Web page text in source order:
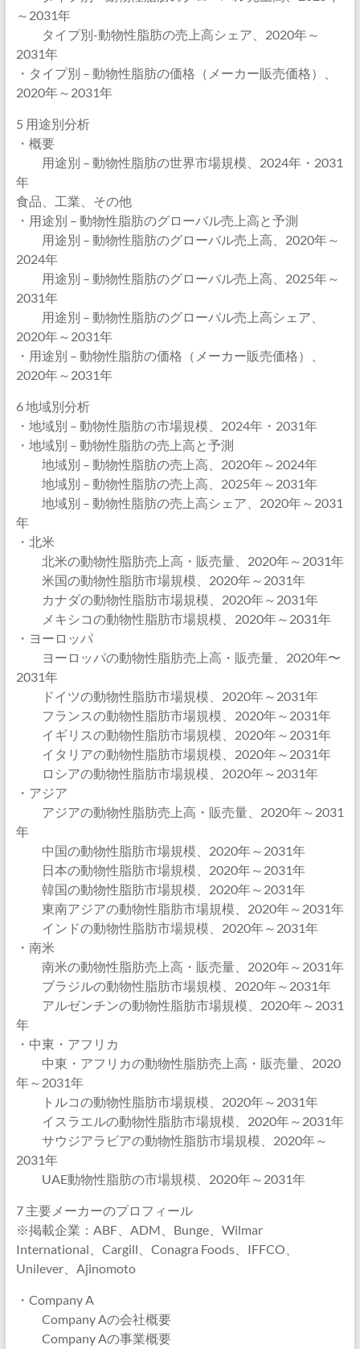
～2031年
タイプ別-動物性脂肪の売上高シェア、2020年～
2031年
・タイプ別 – 動物性脂肪の価格（メーカー販売価格）、
2020年～2031年
5 用途別分析
・概要
用途別 – 動物性脂肪の世界市場規模、2024年・2031
年
食品、工業、その他
・用途別 – 動物性脂肪のグローバル売上高と予測
用途別 – 動物性脂肪のグローバル売上高、2020年～
2024年
用途別 – 動物性脂肪のグローバル売上高、2025年～
2031年
用途別 – 動物性脂肪のグローバル売上高シェア、
2020年～2031年
・用途別 – 動物性脂肪の価格（メーカー販売価格）、
2020年～2031年
6 地域別分析
・地域別 – 動物性脂肪の市場規模、2024年・2031年
・地域別 – 動物性脂肪の売上高と予測
地域別 – 動物性脂肪の売上高、2020年～2024年
地域別 – 動物性脂肪の売上高、2025年～2031年
地域別 – 動物性脂肪の売上高シェア、2020年～2031
年
・北米
北米の動物性脂肪売上高・販売量、2020年～2031年
米国の動物性脂肪市場規模、2020年～2031年
カナダの動物性脂肪市場規模、2020年～2031年
メキシコの動物性脂肪市場規模、2020年～2031年
・ヨーロッパ
ヨーロッパの動物性脂肪売上高・販売量、2020年〜
2031年
ドイツの動物性脂肪市場規模、2020年～2031年
フランスの動物性脂肪市場規模、2020年～2031年
イギリスの動物性脂肪市場規模、2020年～2031年
イタリアの動物性脂肪市場規模、2020年～2031年
ロシアの動物性脂肪市場規模、2020年～2031年
・アジア
アジアの動物性脂肪売上高・販売量、2020年～2031
年
中国の動物性脂肪市場規模、2020年～2031年
日本の動物性脂肪市場規模、2020年～2031年
韓国の動物性脂肪市場規模、2020年～2031年
東南アジアの動物性脂肪市場規模、2020年～2031年
インドの動物性脂肪市場規模、2020年～2031年
・南米
南米の動物性脂肪売上高・販売量、2020年～2031年
ブラジルの動物性脂肪市場規模、2020年～2031年
アルゼンチンの動物性脂肪市場規模、2020年～2031
年
・中東・アフリカ
中東・アフリカの動物性脂肪売上高・販売量、2020
年～2031年
トルコの動物性脂肪市場規模、2020年～2031年
イスラエルの動物性脂肪市場規模、2020年～2031年
サウジアラビアの動物性脂肪市場規模、2020年～
2031年
UAE動物性脂肪の市場規模、2020年～2031年
7 主要メーカーのプロフィール
※掲載企業：ABF、ADM、Bunge、Wilmar
International、Cargill、Conagra Foods、IFFCO、
Unilever、Ajinomoto
・Company A
Company Aの会社概要
Company Aの事業概要